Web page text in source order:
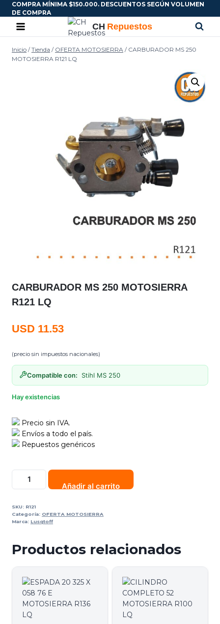
COMPRA MÍNIMA $150.000. DESCUENTOS SEGÚN VOLUMEN
DE COMPRA
Inicio / Tienda / OFERTA MOTOSIERRA / CARBURADOR MS 250
MOTOSIERRA R121 LQ
CARBURADOR MS 250 MOTOSIERRA
R121 LQ
USD 11.53
(precio sin impuestos nacionales)
Compatible con: Stihl MS 250
Hay existencias
Precio sin IVA.
Envíos a todo el país.
Repuestos genéricos
Añadir al carrito
SKU: R121
Categoría: OFERTA MOTOSIERRA
Marca: Lusqtoff
Productos relacionados